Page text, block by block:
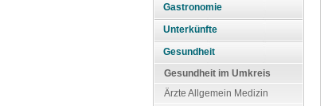
Gastronomie
Unterkünfte
Gesundheit
Gesundheit im Umkreis
Ärzte Allgemein Medizin